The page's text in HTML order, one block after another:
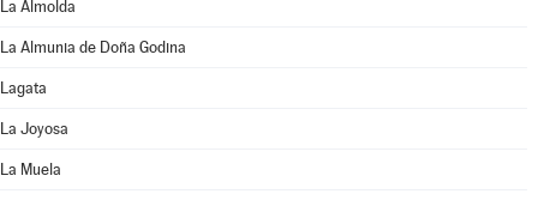
La Almolda
La Almunia de Doña Godina
Lagata
La Joyosa
La Muela